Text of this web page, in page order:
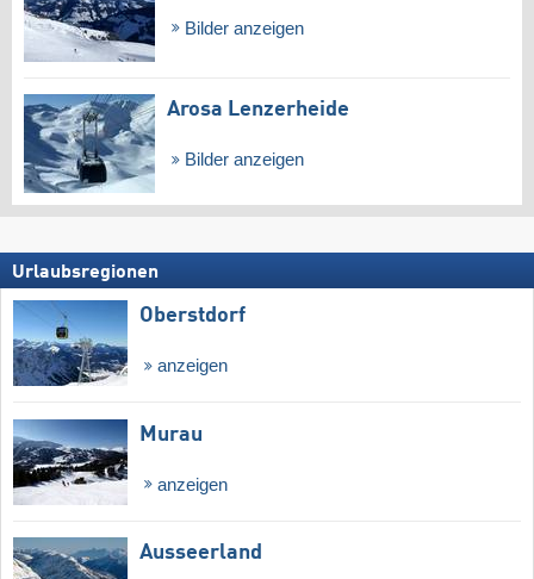
Bilder anzeigen
Arosa Lenzerheide
Bilder anzeigen
Urlaubsregionen
Oberstdorf
anzeigen
Murau
anzeigen
Ausseerland